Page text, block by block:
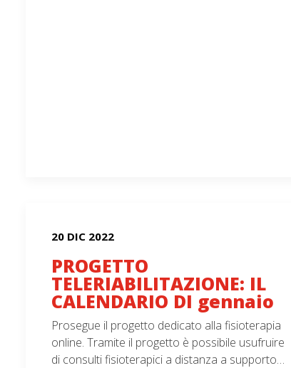
20 DIC 2022
PROGETTO
TELERIABILITAZIONE: IL
CALENDARIO DI gennaio
Prosegue il progetto dedicato alla fisioterapia
online. Tramite il progetto è possibile usufruire
di consulti fisioterapici a distanza a supporto…